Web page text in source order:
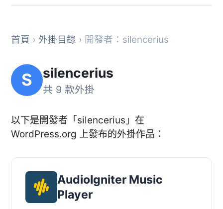
首頁 › 外掛目錄 › 開發者：silencerius
S silencerius
共 9 款外掛
以下是開發者「silencerius」在
WordPress.org 上發布的外掛作品：
AudioIgniter Music
Player